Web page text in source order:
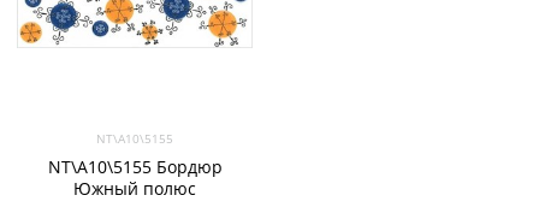
NT\A10\5155
NT\A10\5155 Бордюр
Южный полюс